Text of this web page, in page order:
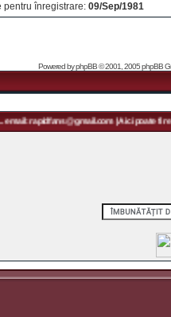
pentru înregistrare: 09/Sep/1981
Powered byphpBB© 2001, 2005 phpBB
rapidfans@gmail.com | Aici poate fi